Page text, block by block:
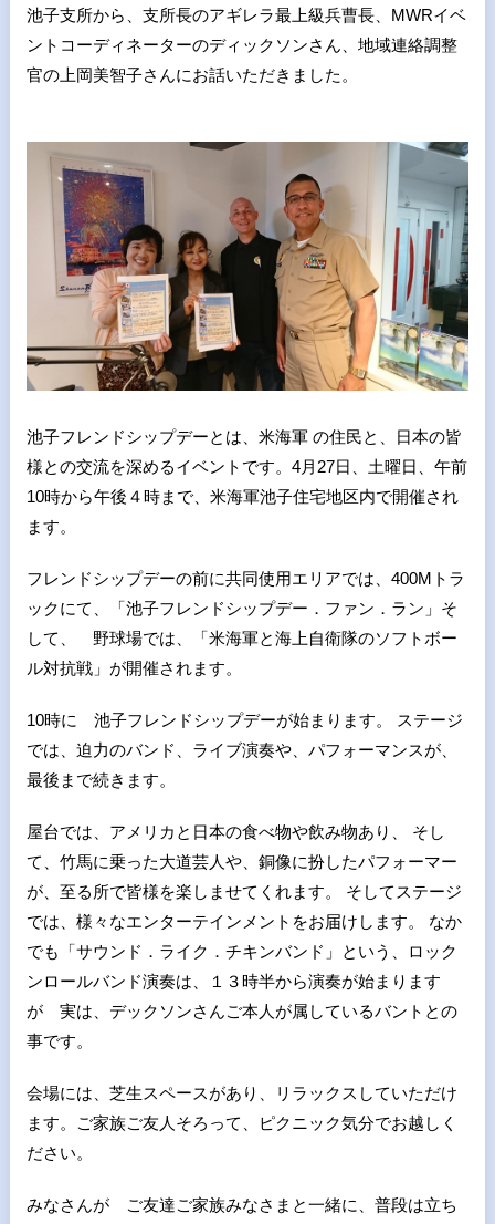
池子支所から、支所長のアギレラ最上級兵曹長、MWRイベ
ントコーディネーターのディックソンさん、地域連絡調整
官の上岡美智子さんにお話いただきました。
池子フレンドシップデーとは、米海軍 の住民と、日本の皆
様との交流を深めるイベントです。4月27日、土曜日、午前
10時から午後４時まで、米海軍池子住宅地区内で開催され
ます。
フレンドシップデーの前に共同使用エリアでは、400Mトラ
ックにて、「池子フレンドシップデー．ファン．ラン」そ
して、 野球場では、「米海軍と海上自衛隊のソフトボー
ル対抗戦」が開催されます。
10時に 池子フレンドシップデーが始まります。 ステージ
では、迫力のバンド、ライブ演奏や、パフォーマンスが、
最後まで続きます。
屋台では、アメリカと日本の食べ物や飲み物あり、 そし
て、竹馬に乗った大道芸人や、銅像に扮したパフォーマー
が、至る所で皆様を楽しませてくれます。 そしてステージ
では、様々なエンターテインメントをお届けします。 なか
でも「サウンド．ライク．チキンバンド」という、ロック
ンロールバンド演奏は、１３時半から演奏が始まります
が 実は、デックソンさんご本人が属しているバントとの
事です。
会場には、芝生スペースがあり、リラックスしていただけ
ます。ご家族ご友人そろって、ピクニック気分でお越しく
ださい。
みなさんが ご友達ご家族みなさまと一緒に、普段は立ち